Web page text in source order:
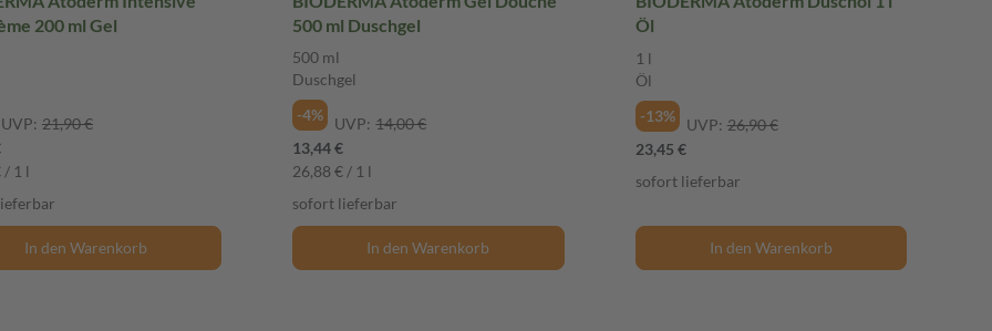
gel-crème 200 ml Gel
UVP: 21,90 €
/ 1 l
In den Warenkorb
500 ml Duschgel
500 ml
Duschgel
-4%
UVP: 14,00 €
13,44 €
26,88 € / 1 l
sofort lieferbar
In den Warenkorb
Öl
1 l
Öl
-13%
UVP: 26,90 €
23,45 €
sofort lieferbar
In den Warenkorb